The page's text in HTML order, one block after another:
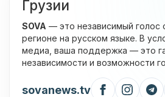
Грузии
SOVA — это независимый голос
регионе на русском языке. В
медиа, ваша поддержка — это
независимости и возможности
sovanews.tv